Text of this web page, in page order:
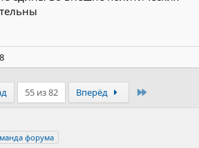
55 из 82 Вперёд
форума